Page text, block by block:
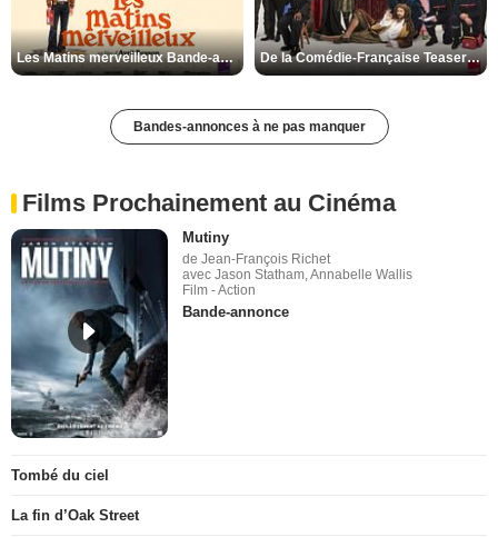
Les Matins merveilleux Bande-annonce VF De la Comédie-Française Teaser VF
Bandes-annonces à ne pas manquer
Films Prochainement au Cinéma
Mutiny
de Jean-François Richet
avec Jason Statham, Annabelle Wallis
Film - Action
Bande-annonce
Tombé du ciel
La fin d’Oak Street